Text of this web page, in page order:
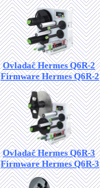
Ovladač Hermes Q6R-2
Firmware Hermes Q6R-2
Ovladač Hermes Q6R-3
Firmware Hermes Q6R-3